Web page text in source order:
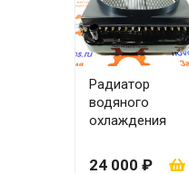
Радиатор
водяного
охлаждения
24 000 ₽